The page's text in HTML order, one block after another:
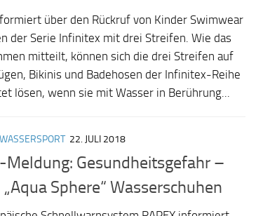
über den Rückruf von Kinder Swimwear
der Serie Infinitex mit drei Streifen. Wie das
mitteilt, können sich die drei Streifen auf
Bikinis und Badehosen der Infinitex-Reihe
lösen, wenn sie mit Wasser in Berührung...
WASSERSPORT 22. JULI 2018
Meldung: Gesundheitsgefahr –
„Aqua Sphere“ Wasserschuhen